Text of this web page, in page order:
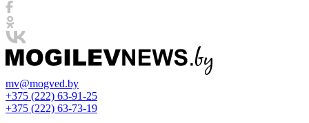
mv@mogved.by
+375 (222) 63-91-25
+375 (222) 63-73-19